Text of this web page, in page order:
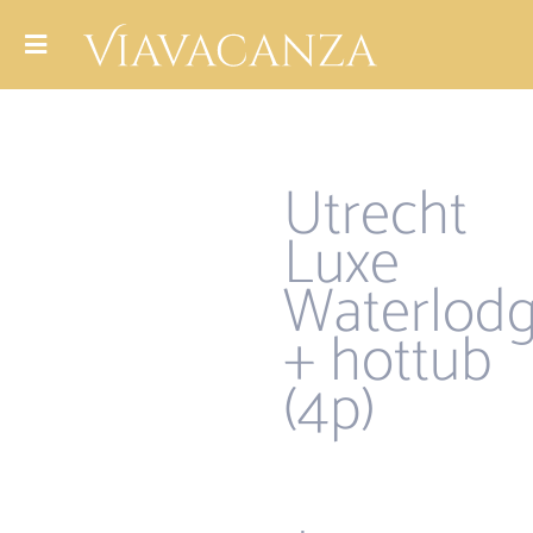
Utrecht
Luxe
+ hottub
(4p)